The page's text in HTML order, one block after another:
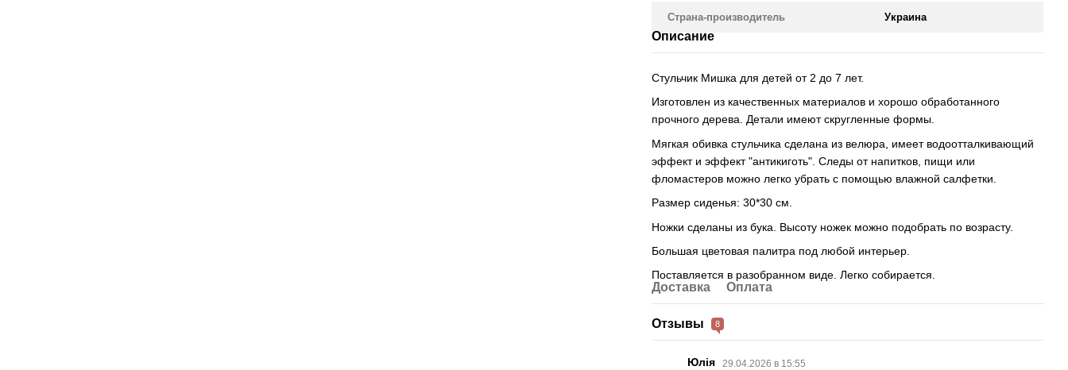
Страна-производитель Украина
Описание
Стульчик Мишка для детей от 2 до 7 лет.
Изготовлен из качественных материалов и хорошо обработанного
прочного дерева. Детали имеют скругленные формы.
Мягкая обивка стульчика сделана из велюра, имеет водоотталкивающий
эффект и эффект "антикиготь". Следы от напитков, пищи или
фломастеров можно легко убрать с помощью влажной салфетки.
Размер сиденья: 30*30 см.
Ножки сделаны из бука. Высоту ножек можно подобрать по возрасту.
Большая цветовая палитра под любой интерьер.
Поставляется в разобранном виде. Легко собирается.
Доставка Оплата
Отзывы 8
Юлія 29.04.2026 в 15:55